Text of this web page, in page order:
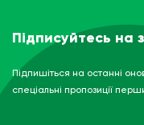
Підписуйтесь на
Підпишіться на останні
спеціальні пропозиції